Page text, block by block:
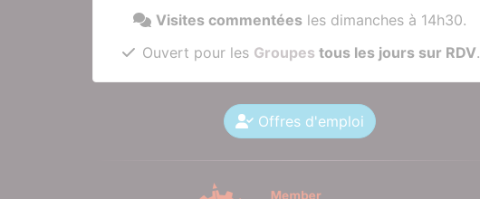
Visites commentéesles dimanches à 14h30.
Ouvert pour les Groupes tous les jours sur RDV.
Offres d'emploi